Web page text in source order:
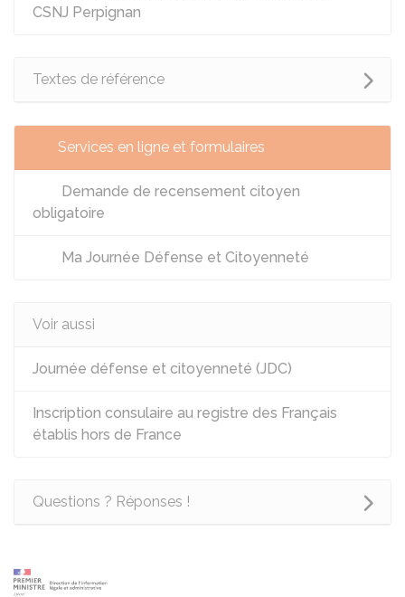
CSNJ Perpignan
Textes de référence
Services en ligne et formulaires
Demande de recensement citoyen
obligatoire
Ma Journée Défense et Citoyenneté
Voir aussi
Journée défense et citoyenneté (JDC)
Inscription consulaire au registre des Français
établis hors de France
Questions ? Réponses !